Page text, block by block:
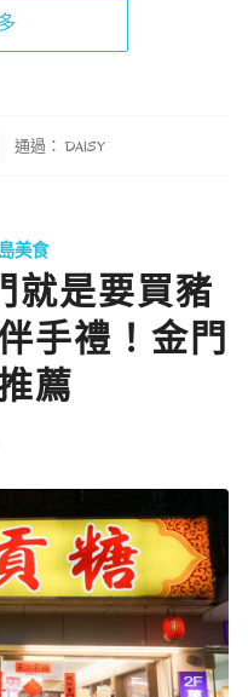
通過： DAISY
美食
就是要買豬
手禮！金門
薦